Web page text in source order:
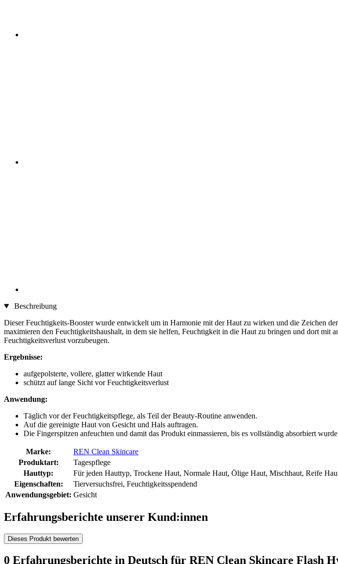
Beschreibung
Dieser Feuchtigkeits-Booster wurde entwickelt um in Harmonie mit der Haut zu wirken und die Zeichen
maximieren den Feuchtigkeitshaushalt, in dem sie helfen, Feuchtigkeit in die Haut zu bringen und dort
Feuchtigkeitsverlust vorzubeugen.
Ergebnisse:
aufgepolsterte, vollere, glatter wirkende Haut
schützt auf lange Sicht vor Feuchtigkeitsverlust
Anwendung:
Täglich vor der Feuchtigkeitspflege, als Teil der Beauty-Routine anwenden.
Auf die gereinigte Haut von Gesicht und Hals auftragen.
Die Fingerspitzen anfeuchten und damit das Produkt einmassieren, bis es vollständig absorbiert
Marke:
REN Clean Skincare
Produktart:
Tagespflege
Hauttyp:
Für jeden Hauttyp, Trockene Haut, Normale Haut, Ölige Haut, Mischhaut, Reife
Eigenschaften:
Tierversuchsfrei, Feuchtigkeitsspendend
Anwendungsgebiet: Gesicht
Erfahrungsberichte unserer Kund:innen
Dieses Produkt bewerten
0 Erfahrungsberichte in Deutsch für REN Clean Skincare Flash